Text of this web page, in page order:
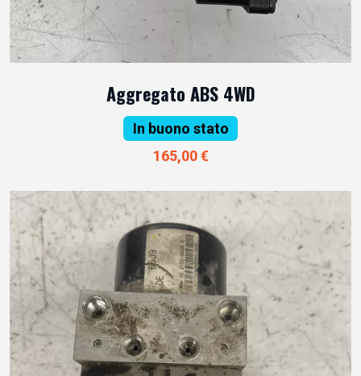
Aggregato ABS 4WD
In buono stato
165,00 €